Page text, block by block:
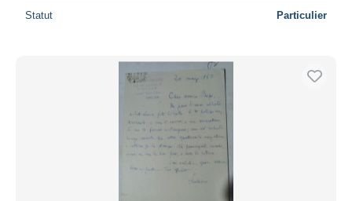
Statut Particulier